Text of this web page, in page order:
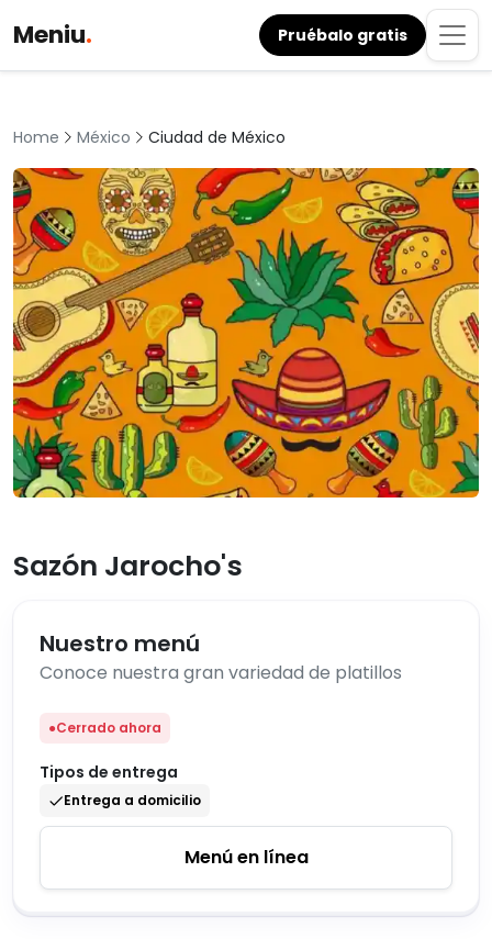
Meniu. Pruébalo gratis
Home México Ciudad de México
Sazón Jarocho's
Nuestro menú
Conoce nuestra gran variedad de platillos
●Cerrado ahora
Tipos de entrega
Entrega a domicilio
Menú en línea